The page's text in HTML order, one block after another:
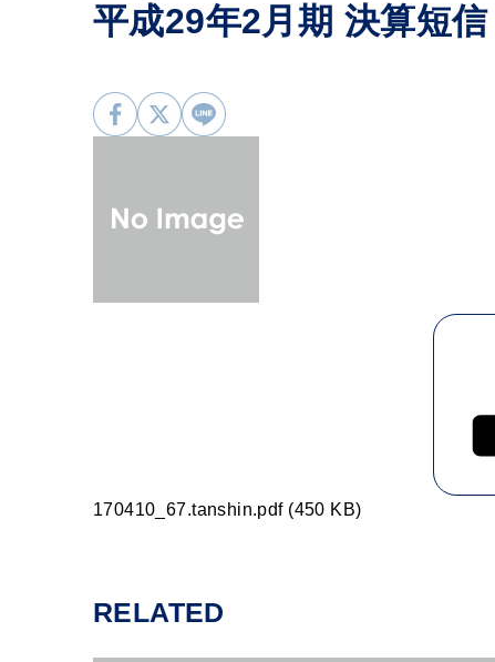
平成29年2月期 決算短信
170410_67.tanshin.pdf (450 KB)
RELATED